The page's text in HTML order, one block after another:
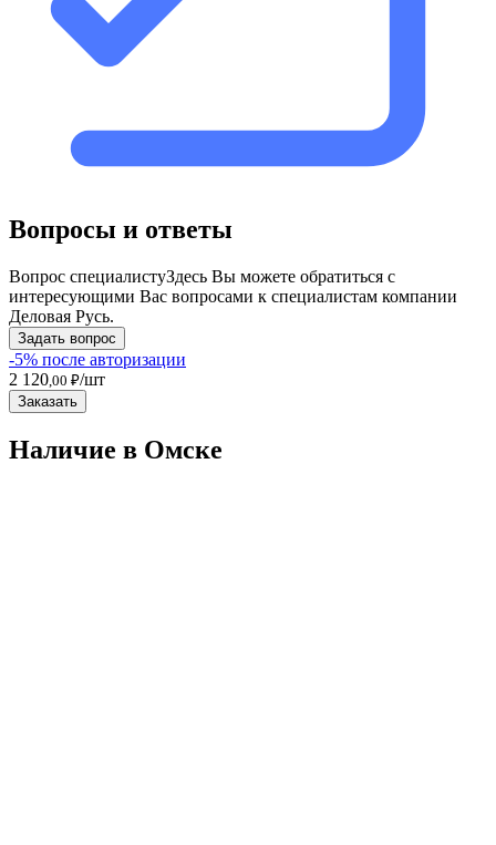
Вопросы и ответы
Вопрос специалистуЗдесь Вы можете обратиться с
интересующими Вас вопросами к специалистам компании
Деловая Русь.
Задать вопрос
-5% после авторизации
2 120 ,00 ₽/шт
Заказать
Наличие в Омскe